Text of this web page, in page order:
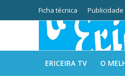
Ficha técnica Publicidade
ERICEIRA TV O